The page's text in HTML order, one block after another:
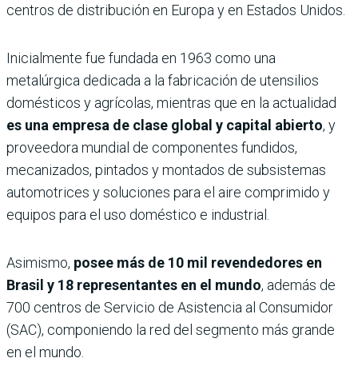
centros de distribución en Europa y en Estados Unidos.
Inicialmente fue fundada en 1963 como una
metalúrgica dedicada a la fabricación de utensilios
domésticos y agrícolas, mientras que en la actualidad
es una empresa de clase global y capital abierto, y
proveedora mundial de componentes fundidos,
mecanizados, pintados y montados de subsistemas
automotrices y soluciones para el aire comprimido y
equipos para el uso doméstico e industrial.
Asimismo, posee más de 10 mil revendedores en
Brasil y 18 representantes en el mundo, además de
700 centros de Servicio de Asistencia al Consumidor
(SAC), componiendo la red del segmento más grande
en el mundo.